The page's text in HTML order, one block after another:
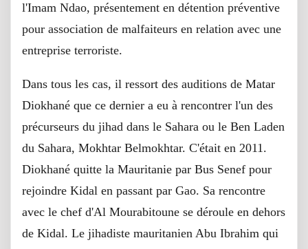
l'Imam Ndao, présentement en détention préventive
pour association de malfaiteurs en relation avec une
entreprise terroriste.
Dans tous les cas, il ressort des auditions de Matar
Diokhané que ce dernier a eu à rencontrer l'un des
précurseurs du jihad dans le Sahara ou le Ben Laden
du Sahara, Mokhtar Belmokhtar. C'était en 2011.
Diokhané quitte la Mauritanie par Bus Senef pour
rejoindre Kidal en passant par Gao. Sa rencontre
avec le chef d'Al Mourabitoune se déroule en dehors
de Kidal. Le jihadiste mauritanien Abu Ibrahim qui